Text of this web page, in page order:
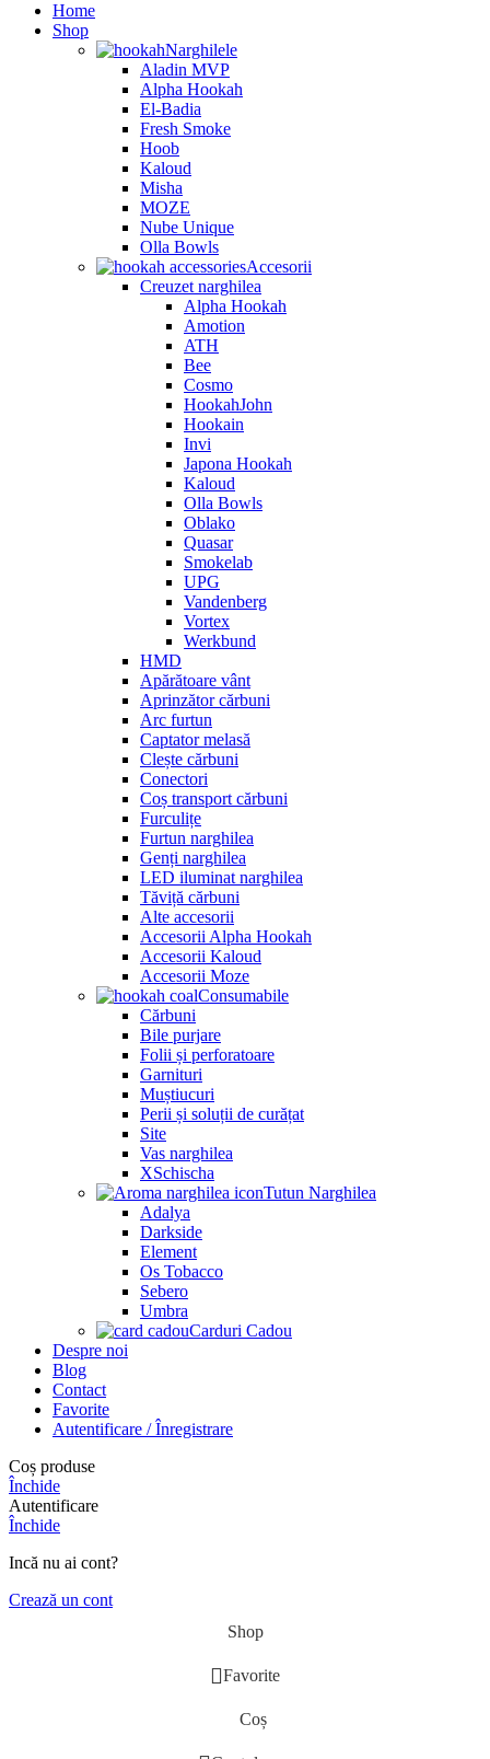
Home
Shop
Narghilele
Aladin MVP
Alpha Hookah
El-Badia
Fresh Smoke
Hoob
Kaloud
Misha
MOZE
Nube Unique
Olla Bowls
Accesorii
Creuzet narghilea
Alpha Hookah
Amotion
ATH
Bee
Cosmo
HookahJohn
Hookain
Invi
Japona Hookah
Kaloud
Olla Bowls
Oblako
Quasar
Smokelab
UPG
Vandenberg
Vortex
Werkbund
HMD
Apărătoare vânt
Aprinzător cărbuni
Arc furtun
Captator melasă
Clește cărbuni
Conectori
Coș transport cărbuni
Furculițe
Furtun narghilea
Genți narghilea
LED iluminat narghilea
Tăviță cărbuni
Alte accesorii
Accesorii Alpha Hookah
Accesorii Kaloud
Accesorii Moze
Consumabile
Cărbuni
Bile purjare
Folii și perforatoare
Garnituri
Muștiucuri
Perii și soluții de curățat
Site
Vas narghilea
XSchischa
Tutun Narghilea
Adalya
Darkside
Element
Os Tobacco
Sebero
Umbra
Carduri Cadou
Despre noi
Blog
Contact
Favorite
Autentificare / Înregistrare
Coș produse
Închide
Autentificare
Închide
Incă nu ai cont?
Crează un cont
Shop
Favorite
Coș